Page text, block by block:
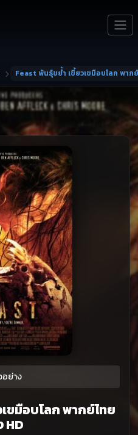
ย่าง
ขมือบโลก พากย์ไทย
HD